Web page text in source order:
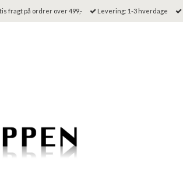
fragt på ordrer over 499,- Levering: 1-3 hverdage